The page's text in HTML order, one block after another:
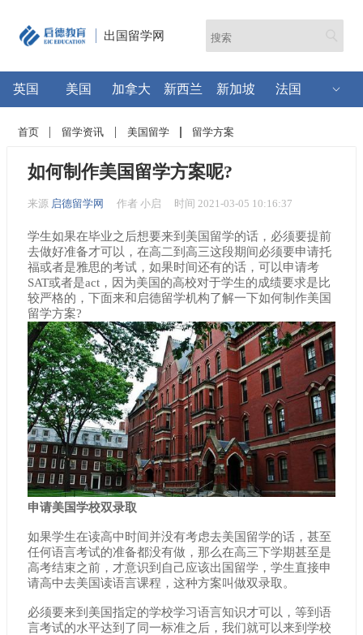
出国留学网
英国 美国 加拿大 新西兰 新加坡 法国
首页 留学资讯 美国留学 留学方案
如何制作美国留学方案呢?
来源 启德留学网 作者 小启 时间 2021-03-05 10:16:37
学生如果在毕业之后想要来到美国留学的话，必须要提前
去做好准备才可以，在高二到高三这段期间必须要申请托
福或者是雅思的考试，如果时间还有的话，可以申请考
SAT或者是act，因为美国的高校对于学生的成绩要求是比
较严格的，下面来和启德留学机构了解一下如何制作美国
留学方案?
申请美国学校双录取
如果学生在读高中时间并没有考虑去美国留学的话，甚至
任何语言考试的准备都没有做，那么在高三下学期甚至是
高考结束之前，才意识到自己应该出国留学，学生直接申
请高中去美国读语言课程，这种方案叫做双录取。
必须要来到美国指定的学校学习语言知识才可以，等到语
言考试的水平达到了同一标准之后，我们就可以来到学校